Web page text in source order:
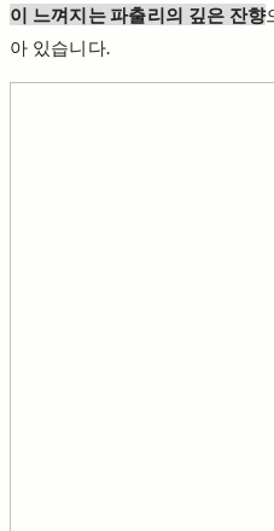
이 느껴지는 파출리의 깊은 잔향
아 있습니다.